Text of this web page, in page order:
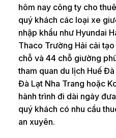
hôm nay công ty cho
quý khách các loại xe
nhập khẩu như Hyundai
Thaco Trường Hải cải
chỗ và 44 chỗ giường
tham quan du lịch Huế
Đà Lạt Nha Trang hoặc
hành trình đi dài ngày
quý khách có nhu cầu
an xuyên.